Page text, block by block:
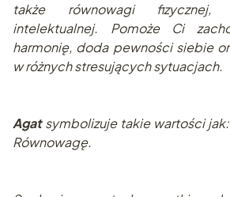
także równowagi fizycznej,
intelektualnej. Pomoże Ci
harmonię, doda pewności siebie
w różnych stresujących sytuacjach.
Agatsymbolizuje takie wartości jak:
Równowagę.